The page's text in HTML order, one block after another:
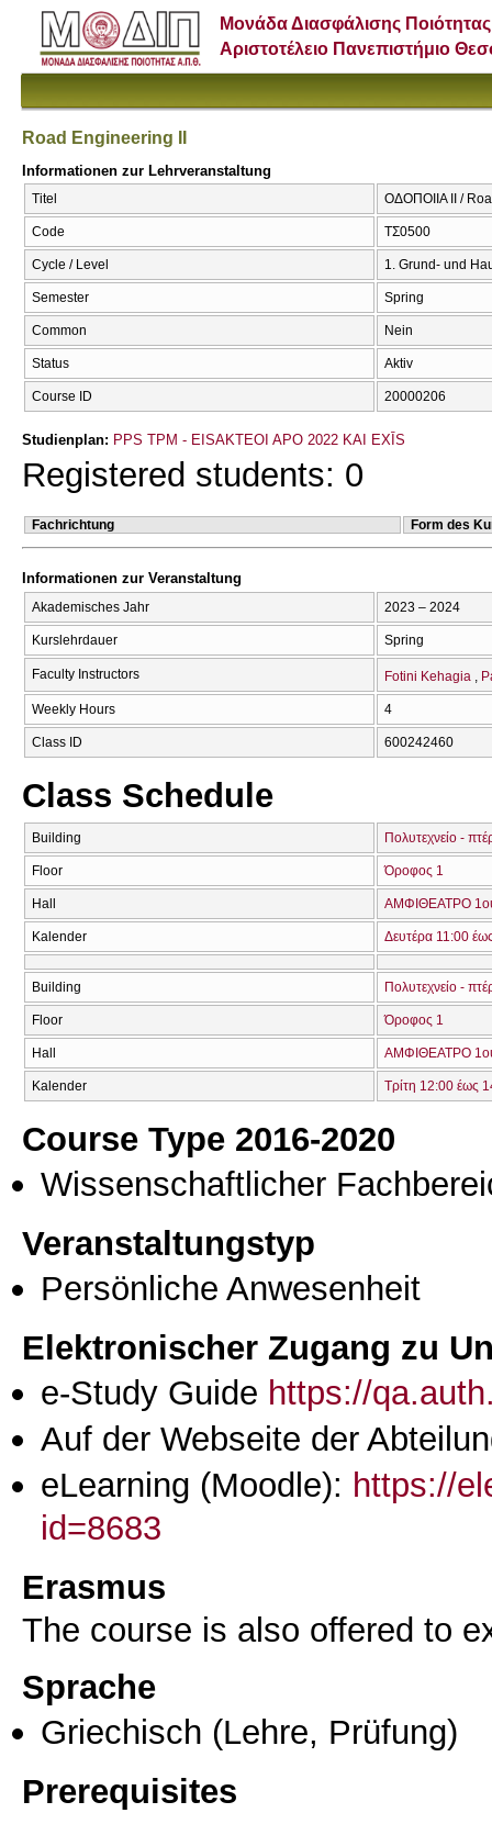
Μονάδα Διασφάλισης Ποιότητας
Αριστοτέλειο Πανεπιστήμιο
Road Engineering II
Informationen zur Lehrveranstaltung
Titel ΟΔΟΠΟΙΙΑ ΙΙ /
Code ΤΣ0500
Cycle / Level 1. Grund- und
Semester Spring
Common Nein
Status Aktiv
Course ID 20000206
Studienplan: PPS TPM - EISAKTEOI APO 2022 KAI EXĪS
Registered students: 0
Fachrichtung Form des
Informationen zur Veranstaltung
Akademisches Jahr 2023 – 2024
Kurslehrdauer Spring
Faculty Instructors Fotini Kehagia
Weekly Hours 4
Class ID 600242460
Class Schedule
Building Πολυτεχνείο -
Floor Όροφος 1
Hall ΑΜΦΙΘΕΑΤΡΟ
Kalender Δευτέρα 11:00
Building Πολυτεχνείο -
Floor Όροφος 1
Hall ΑΜΦΙΘΕΑΤΡΟ
Kalender Τρίτη 12:00 έως
Course Type 2016-2020
Wissenschaftlicher
Veranstaltungstyp
Persönliche Anwesenheit
Elektronischer Zugang zu
e-Study Guide https://
Auf der Webseite der
eLearning (Moodle): https://
id=8683
Erasmus
The course is also offered to
Sprache
Griechisch (Lehre, Prüfung)
Prerequisites